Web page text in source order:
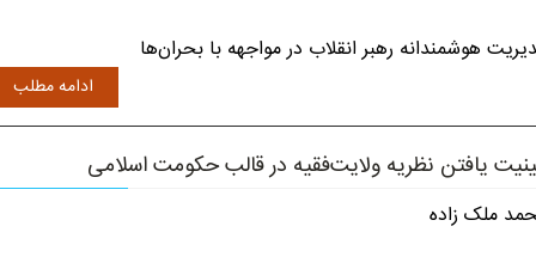
هوشمندانه رهبر انقلاب در مواجهه با بحران‌ها
ادامه مطلب
یافتن نظریه ولایت‌فقیه در قالب حکومت اسلامی
ملک زاده